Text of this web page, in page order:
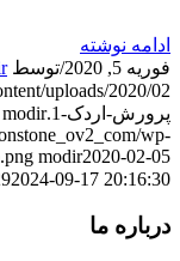
ادامه نوشته
فوریه 5, 2020
/توسط
پرورش-اردک-1.jpg
modir
wp-
modir2020-02-05
2024-09-17 20:16:30
درباره ما